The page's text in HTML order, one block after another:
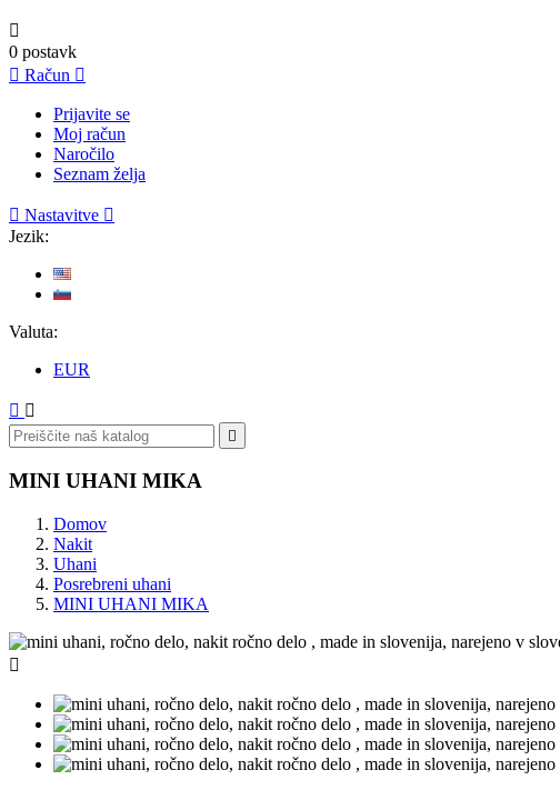

0 postavk
 Račun 
Prijavite se
Moj račun
Naročilo
Seznam želja
 Nastavitve 
Jezik:
Valuta:
EUR
 

MINI UHANI MIKA
Domov
Nakit
Uhani
Posrebreni uhani
MINI UHANI MIKA
